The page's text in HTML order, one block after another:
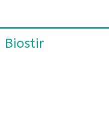
Biostir